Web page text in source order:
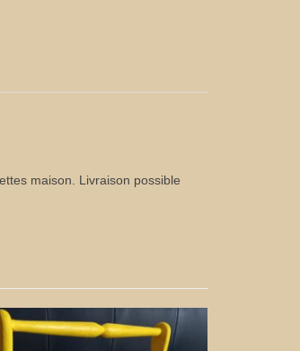
maison. Livraison possible